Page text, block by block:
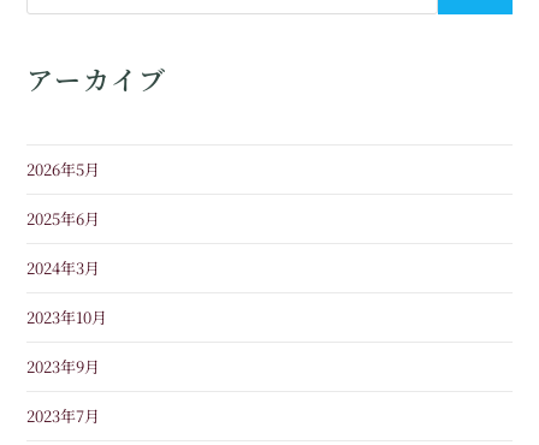
アーカイブ
2026年5月
2025年6月
2024年3月
2023年10月
2023年9月
2023年7月